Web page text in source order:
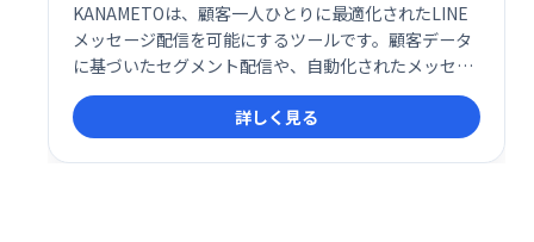
KANAMETOは、顧客一人ひとりに最適化されたLINE
メッセージ配信を可能にするツールです。顧客データ
に基づいたセグメント配信や、自動化されたメッセー
ジ送信で、効果的なコミュニケーションを実現しま
す。エンゲージメント向上やリピート率向上を目指
し、顧客との関係性を深めるお手伝いをします。
詳しく見る